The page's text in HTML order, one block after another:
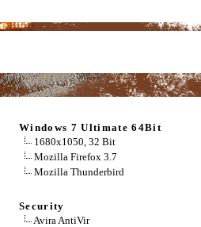
Windows 7 Ultimate 64Bit
1680x1050, 32 Bit
Mozilla Firefox 3.7
Mozilla Thunderbird
Security
Avira AntiVir